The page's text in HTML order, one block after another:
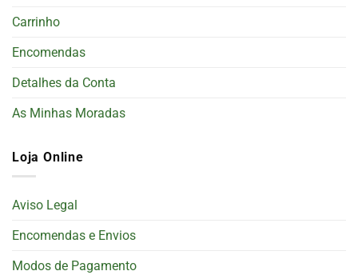
Carrinho
Encomendas
Detalhes da Conta
As Minhas Moradas
Loja Online
Aviso Legal
Encomendas e Envios
Modos de Pagamento